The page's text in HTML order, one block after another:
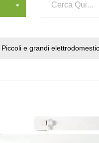
Piccoli e grandi